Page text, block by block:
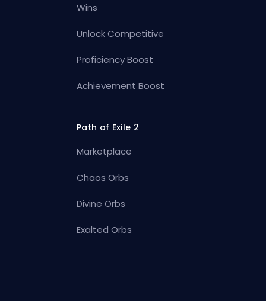
Wins
Unlock Competitive
Proficiency Boost
Achievement Boost
Path of Exile 2
Marketplace
Chaos Orbs
Divine Orbs
Exalted Orbs